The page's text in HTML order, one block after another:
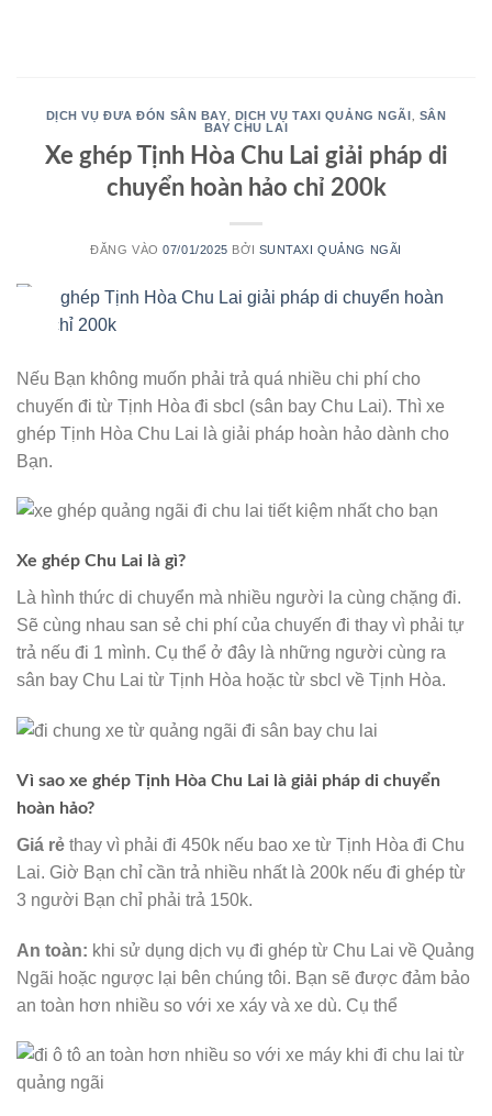
DỊCH VỤ ĐƯA ĐÓN SÂN BAY DỊCH VỤ TAXI QUẢNG NGÃI
SÂN
BAY CHU LAI
Xe ghép Tịnh Hòa Chu Lai giải pháp di
chuyển hoàn hảo chỉ 200k
ĐĂNG VÀO07/01/2025 BỞI SUNTAXI QUẢNG NGÃI
Nếu Bạn không muốn phải trả quá nhiều chi phí cho
chuyến đi từ Tịnh Hòa đi sbcl (sân bay Chu Lai). Thì xe
ghép Tịnh Hòa Chu Lai là giải pháp hoàn hảo dành cho
Bạn.
Xe ghép Chu Lai là gì?
Là hình thức di chuyển mà nhiều người la cùng chặng đi.
Sẽ cùng nhau san sẻ chi phí của chuyến đi thay vì phải tự
trả nếu đi 1 mình. Cụ thể ở đây là những người cùng ra
sân bay Chu Lai từ Tịnh Hòa hoặc từ sbcl về Tịnh Hòa.
Vì sao xe ghép Tịnh Hòa Chu Lai là giải pháp di chuyển
hoàn hảo?
Giá rẻ thay vì phải đi 450k nếu bao xe từ Tịnh Hòa đi Chu
Lai. Giờ Bạn chỉ cần trả nhiều nhất là 200k nếu đi ghép từ
3 người Bạn chỉ phải trả 150k.
An toàn: khi sử dụng dịch vụ đi ghép từ Chu Lai về Quảng
Ngãi hoặc ngược lại bên chúng tôi. Bạn sẽ được đảm bảo
an toàn hơn nhiều so với xe xáy và xe dù. Cụ thể